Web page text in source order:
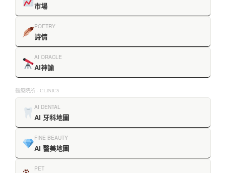
市場
POETRY
詩情
AI ORACLE
AI神諭
醫療院所 · CLINICS
AI DENTAL
AI 牙科地圖
FINE BEAUTY
AI 醫美地圖
PET